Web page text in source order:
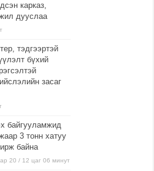
карказ,
дууслаа
тэдгээртэй
бүхий
засаг
байгууламжид
3 тонн хатуу
байна
20 / 12 цаг 06 минут